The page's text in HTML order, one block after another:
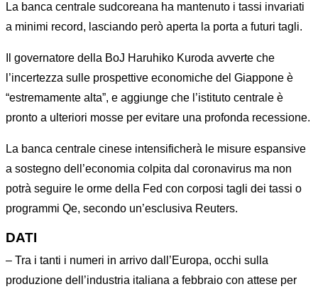
La banca centrale sudcoreana ha mantenuto i tassi invariati
a minimi record, lasciando però aperta la porta a futuri tagli.
Il governatore della BoJ Haruhiko Kuroda avverte che
l’incertezza sulle prospettive economiche del Giappone è
“estremamente alta”, e aggiunge che l’istituto centrale è
pronto a ulteriori mosse per evitare una profonda recessione.
La banca centrale cinese intensificherà le misure espansive
a sostegno dell’economia colpita dal coronavirus ma non
potrà seguire le orme della Fed con corposi tagli dei tassi o
programmi Qe, secondo un’esclusiva Reuters.
DATI
– Tra i tanti i numeri in arrivo dall’Europa, occhi sulla
produzione dell’industria italiana a febbraio con attese per